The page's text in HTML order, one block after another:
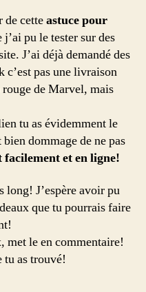
de cetteastuce pour
j’ai pu le tester sur des
J’ai déjà demandé des
c’est pas une livraison
de Marvel, mais
tu as évidemment le
dommage de ne pas
facilement et en ligne!
long! J’espère avoir pu
que tu pourrais faire
met le en commentaire!
tu as trouvé!